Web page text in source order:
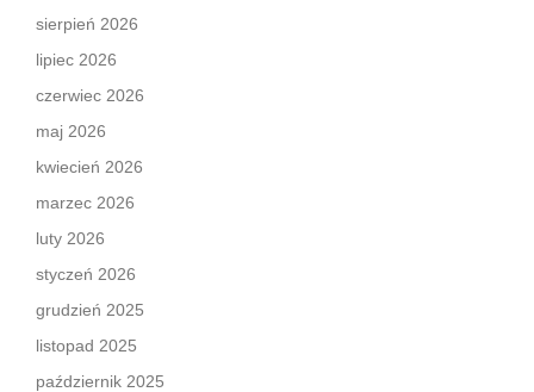
sierpień 2026
lipiec 2026
czerwiec 2026
maj 2026
kwiecień 2026
marzec 2026
luty 2026
styczeń 2026
grudzień 2025
listopad 2025
październik 2025